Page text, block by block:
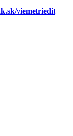
viemetriedit